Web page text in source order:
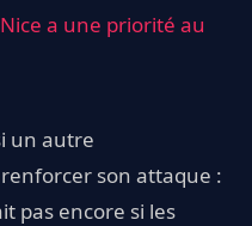
a une priorité au
un autre
son attaque :
pas encore si les